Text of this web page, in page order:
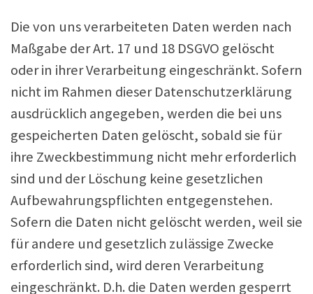
Die von uns verarbeiteten Daten werden nach
Maßgabe der Art. 17 und 18 DSGVO gelöscht
oder in ihrer Verarbeitung eingeschränkt. Sofern
nicht im Rahmen dieser Datenschutzerklärung
ausdrücklich angegeben, werden die bei uns
gespeicherten Daten gelöscht, sobald sie für
ihre Zweckbestimmung nicht mehr erforderlich
sind und der Löschung keine gesetzlichen
Aufbewahrungspflichten entgegenstehen.
Sofern die Daten nicht gelöscht werden, weil sie
für andere und gesetzlich zulässige Zwecke
erforderlich sind, wird deren Verarbeitung
eingeschränkt. D.h. die Daten werden gesperrt